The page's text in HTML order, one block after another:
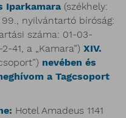
Iparkamara (székhely:
nyilvántartó bíróság:
száma: 01-03-
41, a „Kamara”) XIV.
nevében és
a Tagcsoport
Hotel Amadeus 1141